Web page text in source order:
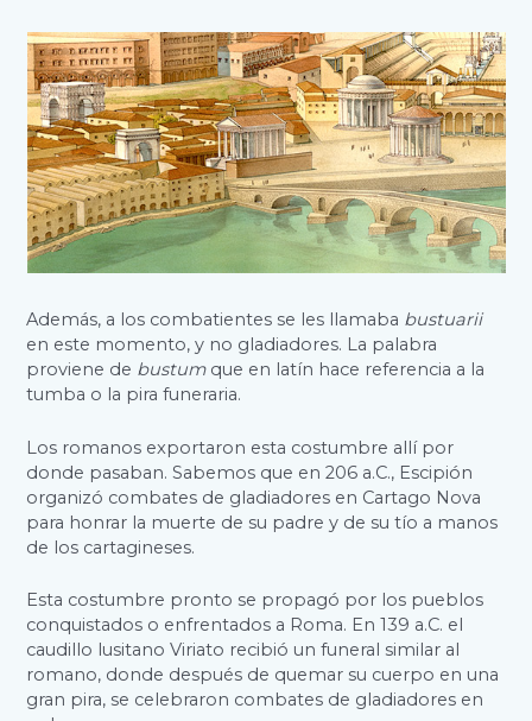
Además, a los combatientes se les llamaba bustuarii
en este momento, y no gladiadores. La palabra
proviene de bustum que en latín hace referencia a la
tumba o la pira funeraria.
Los romanos exportaron esta costumbre allí por
donde pasaban. Sabemos que en 206 a.C., Escipión
organizó combates de gladiadores en Cartago Nova
para honrar la muerte de su padre y de su tío a manos
de los cartagineses.
Esta costumbre pronto se propagó por los pueblos
conquistados o enfrentados a Roma. En 139 a.C. el
caudillo lusitano Viriato recibió un funeral similar al
romano, donde después de quemar su cuerpo en una
gran pira, se celebraron combates de gladiadores en